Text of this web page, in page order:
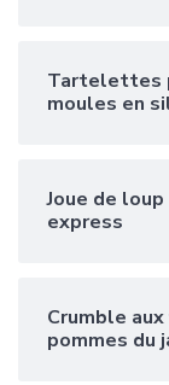
Tartelettes
moules en
Joue de
express
Crumble
pommes du